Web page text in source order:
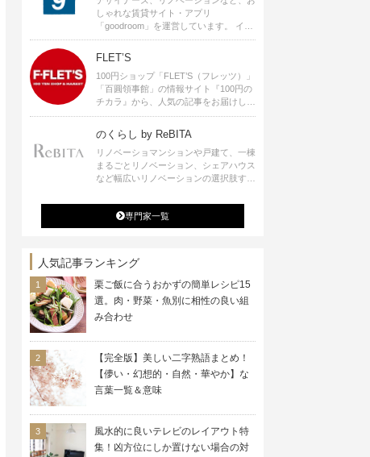
しゃれな賃貸サイト・アプリ
「goodroom」を運営しています。 イン
テリアや、ひとり暮らし、ふたり暮らし
のアイディアなど、賃貸でも自分らしい
暮らしを楽しむためのヒントをお届けし
ます。
FLET’S
100円ショップ「FLET’S（フレッツ）」
「百圓領事館」の情報サイト『100円の
チカラ』から、人気の記事をお届けしま
す。
のくらし by ReBITA
リノベーショマンションや戸建て、一棟
まるごとリノベーション、シェアハウス
など幅広いリノベーションの選択肢すべ
ジ・シェアスペースなど、「住む」だけ
ではなく「働く」「遊ぶ」「学ぶ」「旅
する」といった領域でも、暮らしや生き
専門家一覧
人気記事ランキング
栗ご飯に合うおかずの簡単レシピ15
選。肉・野菜・魚別に相性の良い組
み合わせ
【完全版】美しい二字熟語まとめ！
【儚い・幻想的・自然・華やか】な
言葉一覧＆意味
風水的に良いテレビのレイアウト特
集！凶方位にしか置けない場合の対